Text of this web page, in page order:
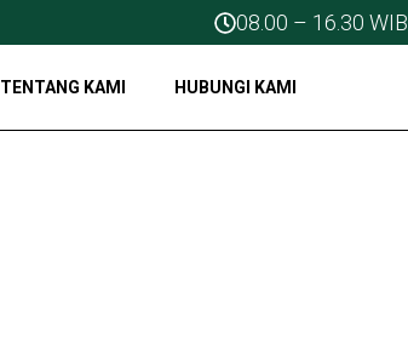
08.00 – 16.30 WIB
TENTANG KAMI HUBUNGI KAMI